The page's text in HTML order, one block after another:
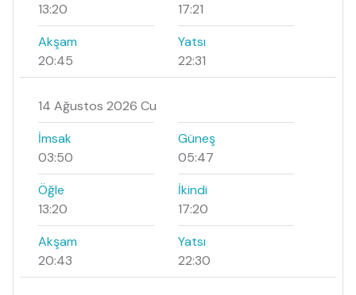
13:20
17:21
Akşam
20:45
Yatsı
22:31
14 Ağustos 2026 Cu
İmsak
03:50
Güneş
05:47
Öğle
13:20
İkindi
17:20
Akşam
20:43
Yatsı
22:30